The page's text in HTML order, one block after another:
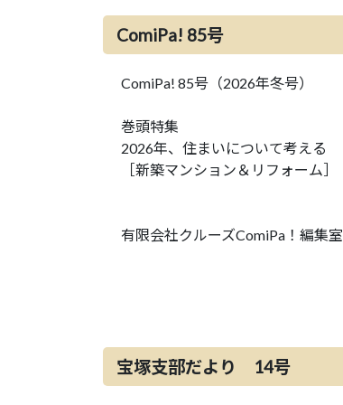
ComiPa! 85号
ComiPa! 85号（2026年冬号）
巻頭特集
2026年、住まいについて考える
［新築マンション＆リフォーム］
有限会社クルーズComiPa！編集室
宝塚支部だより 14号